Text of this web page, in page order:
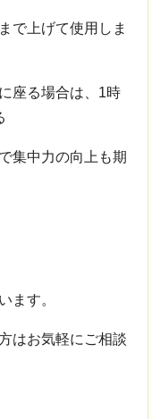
で上げて使用しま
座る場合は、1時
集中力の向上も期
ます。
はお気軽にご相談